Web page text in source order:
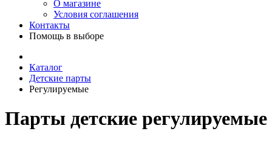
О магазине
Условия соглашения
Контакты
Помощь в выборе
Каталог
Детские парты
Регулируемые
Парты детские регулируемые